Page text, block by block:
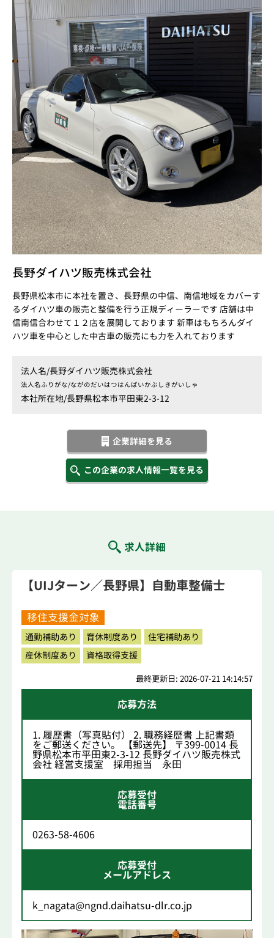
長野ダイハツ販売株式会社
長野県松本市に本社を置き、長野県の中信、南信地域をカバーす
るダイハツ車の販売と整備を行う正規ディーラーです 店舗は中
信南信合わせて１２店を展開しております 新車はもちろんダイ
ハツ車を中心とした中古車の販売にも力を入れております
法人名/長野ダイハツ販売株式会社
法人名ふりがな/ながのだいはつはんばいかぶしきがいしゃ
本社所在地/長野県松本市平田東2-3-12
企業詳細を見る
この企業の求人情報一覧を見る
求人詳細
【UIJターン／長野県】自動車整備士
移住支援金対象
通勤補助あり 育休制度あり
住宅補助あり
産休制度あり
資格取得支援
最終更新日: 2026-07-21 14:14:57
応募方法
1. 履歴書（写真貼付） 2. 職務経歴書 上記書類
をご郵送ください。 【郵送先】 〒399-0014 長
野県松本市平田東2-3-12 長野ダイハツ販売株式
会社 経営支援室 採用担当 永田
応募受付
電話番号
0263-58-4606
応募受付
メールアドレス
k_nagata@ngnd.daihatsu-dlr.co.jp